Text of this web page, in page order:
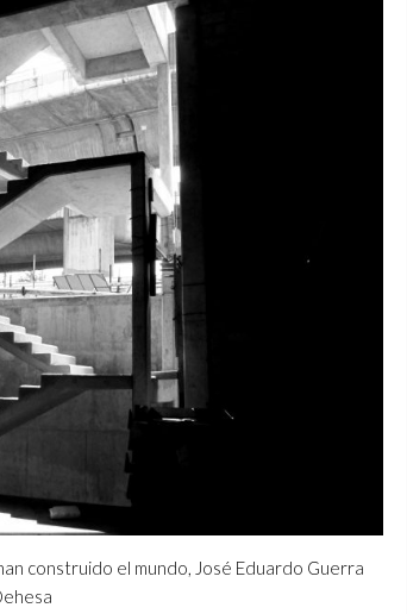
construido el mundo, José Eduardo Guerra